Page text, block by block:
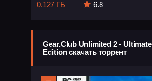
0.127 ГБ
6.8
Gear.Club Unlimited 2 - Ultimate
Edition скачать торрент